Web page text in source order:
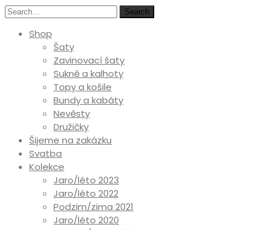
Search
Shop
Šaty
Zavinovací šaty
Sukně a kalhoty
Topy a košile
Bundy a kabáty
Nevěsty
Družičky
Šijeme na zakázku
Svatba
Kolekce
Jaro/léto 2023
Jaro/léto 2022
Podzim/zima 2021
Jaro/léto 2020